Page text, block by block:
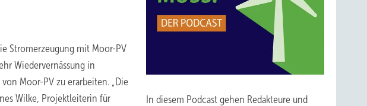
Stromerzeugung mit Moor-PV
Wiedervernässung in
Moor-PV zu erarbeiten. „Die
Wilke, Projektleiterin für
In diesem Podcast gehen Redakteure und